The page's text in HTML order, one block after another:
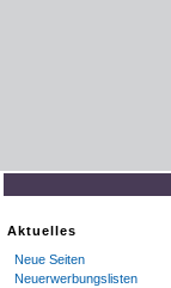
Aktuelles
Neue Seiten
Neuerwerbungslisten